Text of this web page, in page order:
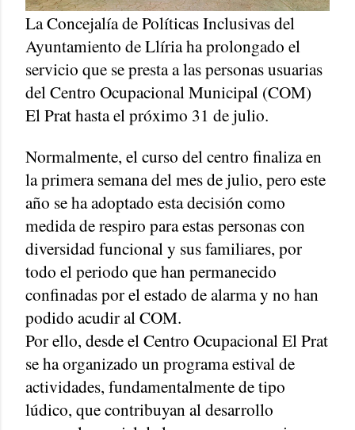
La Concejalía de Políticas Inclusivas del
Ayuntamiento de Llíria ha prolongado el
servicio que se presta a las personas usuarias
del Centro Ocupacional Municipal (COM)
El Prat hasta el próximo 31 de julio.
Normalmente, el curso del centro finaliza en
la primera semana del mes de julio, pero este
año se ha adoptado esta decisión como
medida de respiro para estas personas con
diversidad funcional y sus familiares, por
todo el periodo que han permanecido
confinadas por el estado de alarma y no han
podido acudir al COM.
Por ello, desde el Centro Ocupacional El Prat
se ha organizado un programa estival de
actividades, fundamentalmente de tipo
lúdico, que contribuyan al desarrollo